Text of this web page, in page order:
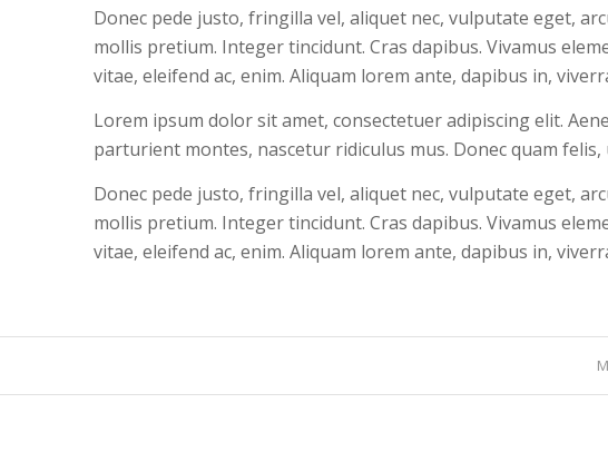
Donec pede justo, fringilla vel, aliquet nec, vulputate eget,
mollis pretium. Integer tincidunt. Cras dapibus. Vivamus
vitae, eleifend ac, enim. Aliquam lorem ante, dapibus in,
Lorem ipsum dolor sit amet, consectetuer adipiscing elit.
parturient montes, nascetur ridiculus mus. Donec quam
Donec pede justo, fringilla vel, aliquet nec, vulputate eget,
mollis pretium. Integer tincidunt. Cras dapibus. Vivamus
vitae, eleifend ac, enim. Aliquam lorem ante, dapibus in,